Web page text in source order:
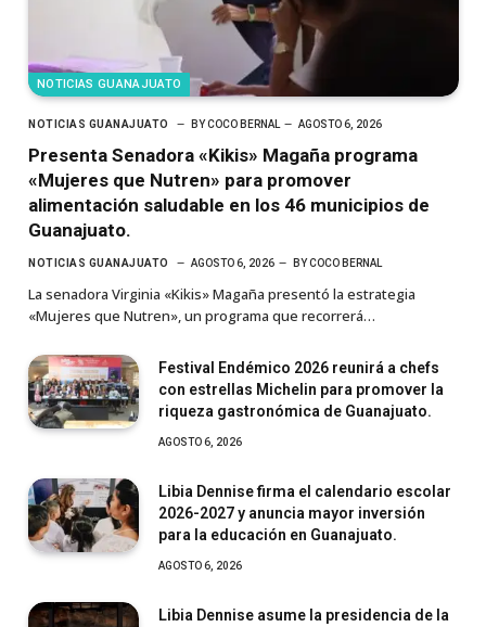
NOTICIAS GUANAJUATO
NOTICIAS GUANAJUATO BY COCO BERNAL AGOSTO 6, 2026
Presenta Senadora «Kikis» Magaña programa
«Mujeres que Nutren» para promover
alimentación saludable en los 46 municipios de
Guanajuato.
NOTICIAS GUANAJUATO AGOSTO 6, 2026 BY COCO BERNAL
La senadora Virginia «Kikis» Magaña presentó la estrategia
«Mujeres que Nutren», un programa que recorrerá…
Festival Endémico 2026 reunirá a chefs
con estrellas Michelin para promover la
riqueza gastronómica de Guanajuato.
AGOSTO 6, 2026
Libia Dennise firma el calendario escolar
2026-2027 y anuncia mayor inversión
para la educación en Guanajuato.
AGOSTO 6, 2026
Libia Dennise asume la presidencia de la